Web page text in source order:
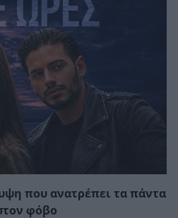
που ανατρέπει τα πάντα
φόβο